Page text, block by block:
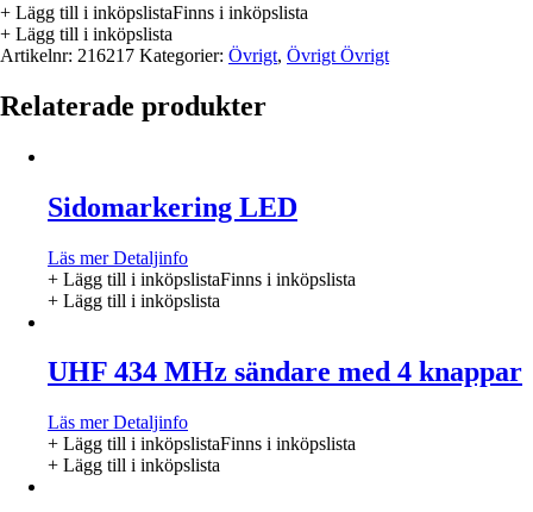
+ Lägg till i inköpslistaFinns i inköpslista
+ Lägg till i inköpslista
Artikelnr: 216217 Kategorier: Övrigt, Övrigt Övrigt
Relaterade produkter
Sidomarkering LED
Läs merDetaljinfo
+ Lägg till i inköpslistaFinns i inköpslista
+ Lägg till i inköpslista
UHF 434 MHz sändare med 4 knappar
Läs merDetaljinfo
+ Lägg till i inköpslistaFinns i inköpslista
+ Lägg till i inköpslista